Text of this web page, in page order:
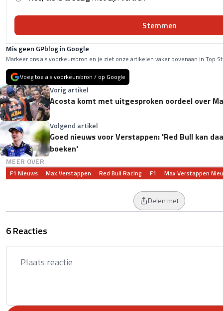
Stemmen
Mis geen GPblog in Google
Markeer ons als voorkeursbron en je ziet onze artikelen vaker bovenaan in Top
Voeg toe als voorkeursbron / op Google
Vorig artikel
Acosta komt met uitgesproken oordeel over
Volgend artikel
Goed nieuws voor Verstappen: 'Red Bull kan
boeken'
MEER OVER
F1 Nieuws Max Verstappen Red Bull Racing F1 Max Verstappen
Delen met
6 Reacties